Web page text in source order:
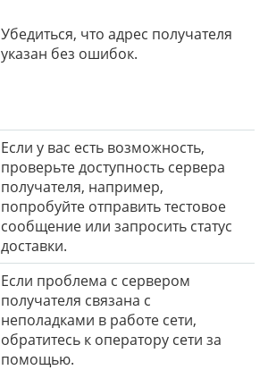
Убедиться, что адрес получателя
указан без ошибок.
Если у вас есть возможность,
проверьте доступность сервера
получателя, например,
попробуйте отправить тестовое
сообщение или запросить статус
доставки.
Если проблема с сервером
получателя связана с
неполадками в работе сети,
обратитесь к оператору сети за
помощью.